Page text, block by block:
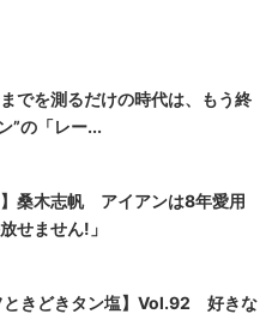
でを測るだけの時代は、もう終
”の「レー...
】桑木志帆 アイアンは8年愛用
せません!」
ときどきタン塩】Vol.92 好きな